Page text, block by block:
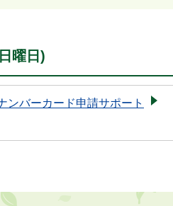
曜日 )
ンバーカード申請サポート